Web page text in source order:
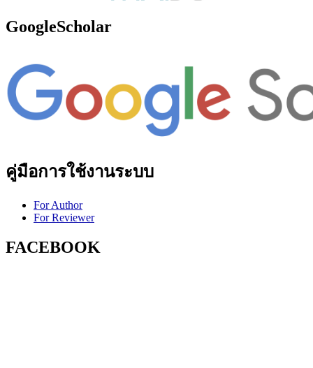
GoogleScholar
คู่มือการใช้งานระบบ
For Author
For Reviewer
FACEBOOK